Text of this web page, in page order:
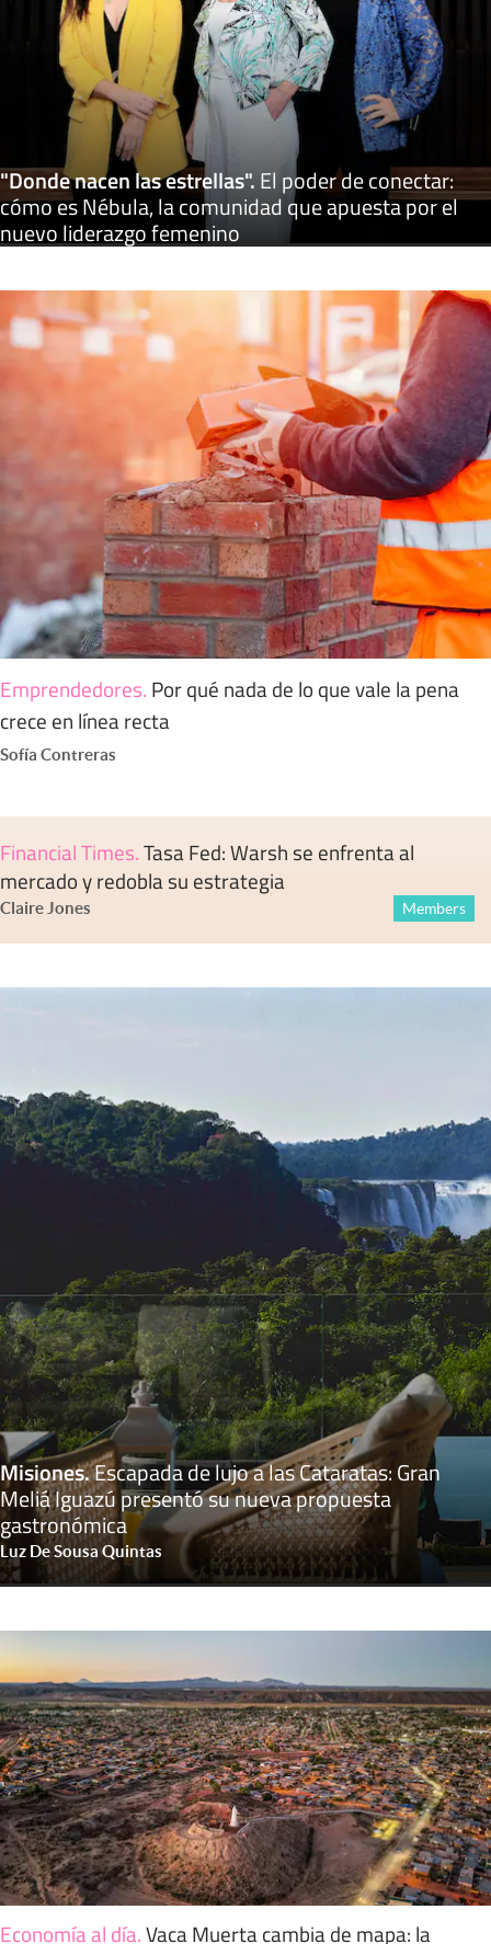
"Donde nacen las estrellas".El poder de conectar:
cómo es Nébula, la comunidad que apuesta por el
nuevo liderazgo femenino
Emprendedores. Por qué nada de lo que vale la pena
crece en línea recta
Sofía Contreras
Financial Times.Tasa Fed: Warsh se enfrenta al
mercado y redobla su estrategia
Claire Jones Members
Misiones.Escapada de lujo a las Cataratas: Gran
Meliá Iguazú presentó su nueva propuesta
gastronómica
Luz De Sousa Quintas
Economía al día.Vaca Muerta cambia de mapa: la